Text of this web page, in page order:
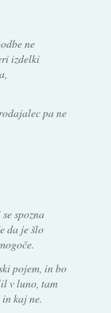
ne
izdelki
pa ne
spozna
da je šlo
pojem, in bo
v luno, tam
kaj ne.